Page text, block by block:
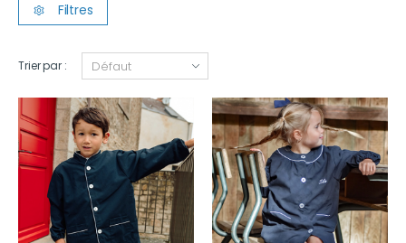
Filtres
Trier par :